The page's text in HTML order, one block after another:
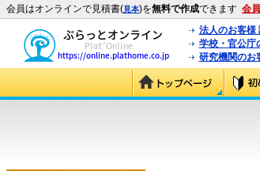
会員はオンラインで見積書(見本)を無料で作成できます 会
法人のお客様
学校・官公庁
研究機関のお